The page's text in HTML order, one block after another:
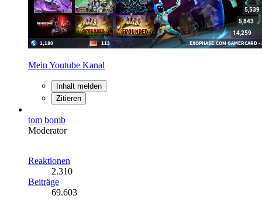
Mein Youtube Kanal
Inhalt melden
Zitieren
tom bomb
Moderator
Reaktionen
2.310
Beiträge
69.603